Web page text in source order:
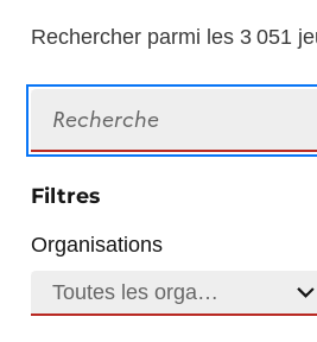
Rechercher parmi les 3 051
Filtres
Organisations
Toutes les organisations